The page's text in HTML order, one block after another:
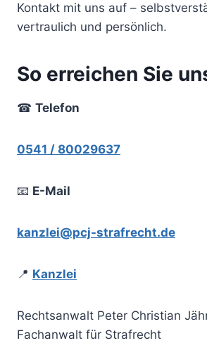
Kontakt mit uns auf –
vertraulich und persönlich.
So erreichen Sie
☎ Telefon
0541 / 80029637
📧 E-Mail
kanzlei@pcj-strafrecht.de
📍 Kanzlei
Rechtsanwalt Peter Christian
Fachanwalt für Strafrecht